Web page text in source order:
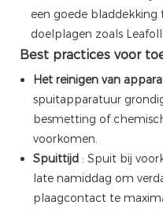
een ​​goede bladdekking
doelplagen zoals
Best practices voor
Het reinigen van
spuitapparatuur
besmetting of
voorkomen.
Spuittijd : Spuit bij
late namiddag om
plaagcontact te